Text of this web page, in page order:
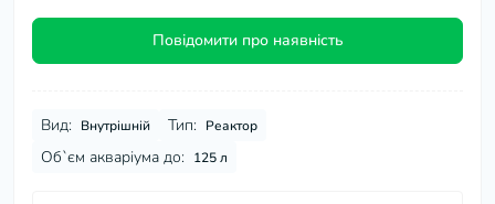
Повідомити про наявність
Вид: Внутрішній Тип: Реактор
Об`єм акваріума до: 125 л